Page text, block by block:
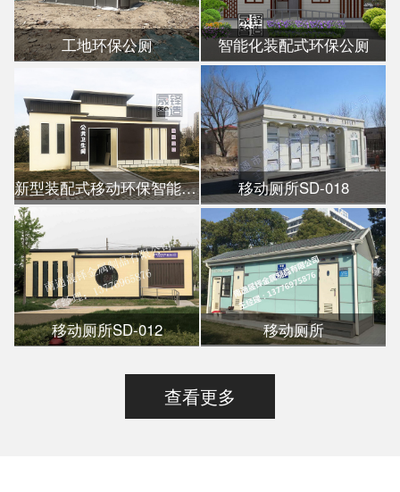
工地环保公厕 智能化装配式环保公厕
新型装配式移动环保智能公厕 移动厕所SD-018
移动厕所SD-012 移动厕所
查看更多